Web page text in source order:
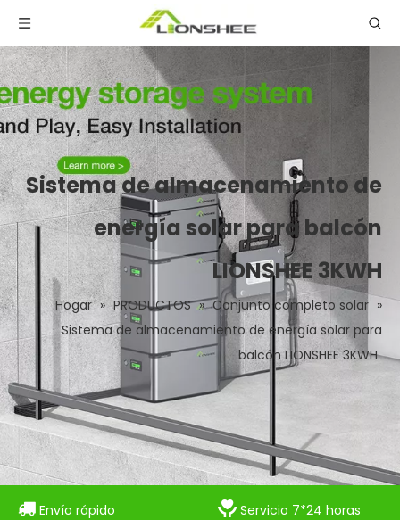
Sistema de almacenamiento de
energía solar para balcón
LIONSHEE 3KWH
Hogar » PRODUCTOS » Conjunto completo solar »
Sistema de almacenamiento de energía solar para
balcón LIONSHEE 3KWH
 Envío rápido  Servicio 7*24 horas